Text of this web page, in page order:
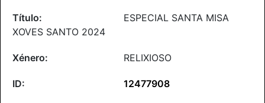
ESPECIAL SANTA MISA
XOVES SANTO 2024
RELIXIOSO
12477908